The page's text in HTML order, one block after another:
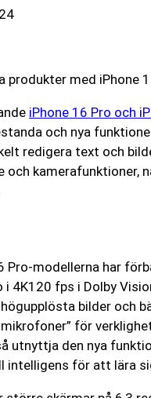
produkter med iPhone
iPhone 16 Pro och
och nya
redigera text och
och
Pro-modellerna har
i 4K120 fps i Dolby
bilder och
för
utnyttja den nya
intelligens för att lära